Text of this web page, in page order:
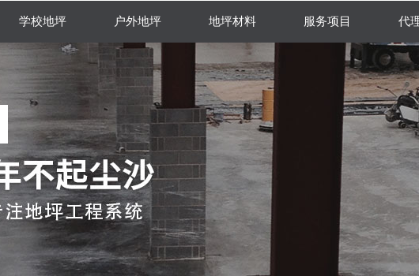
学校地坪 户外地坪 地坪材料 服务项目 代